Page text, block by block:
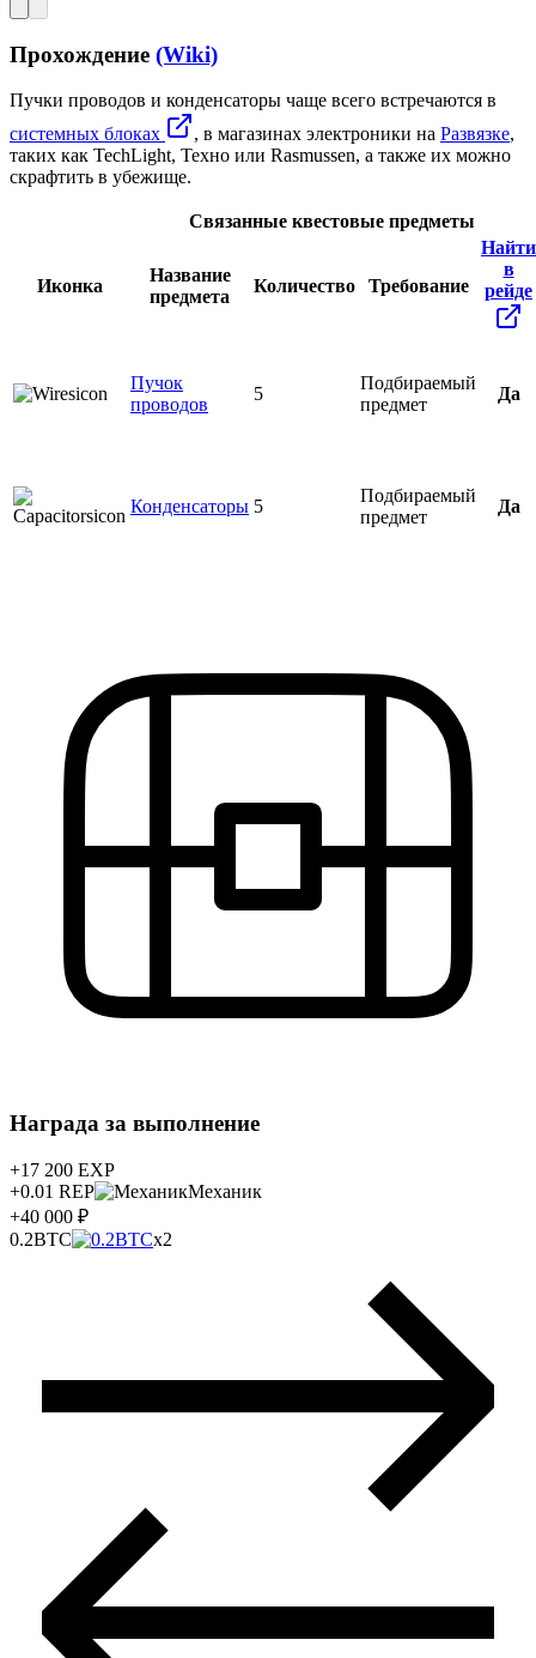
Прохождение (Wiki)
Пучки проводов и конденсаторы чаще всего встречаются в
системных блоках
, в магазинах электроники на Развязке,
таких как TechLight, Техно или Rasmussen, а также их можно
скрафтить в убежище.
Связанные квестовые предметы
Иконка
Название
предмета
Количество Требование
Найти
в
рейде
Пучок
проводов
5
Подбираемый
предмет
Да
Конденсаторы 5
Подбираемый
предмет
Да
Награда за выполнение
+17 200 EXP
+0.01 REP
Механик
+40 000 ₽
0.2BTC
x2